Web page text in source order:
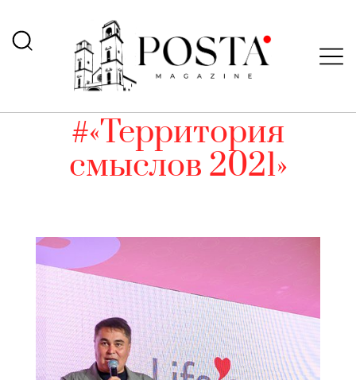
#«Территория
смыслов 2021»